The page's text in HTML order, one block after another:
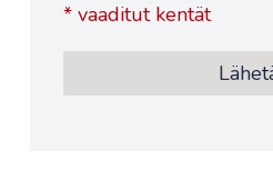
*vaaditut kentät